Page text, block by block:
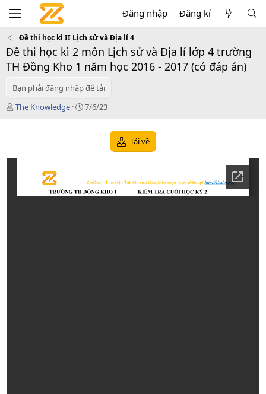
Đăng nhập Đăng kí
Đề thi học kì II Lịch sử và Địa lí 4
Đề thi học kì 2 môn Lịch sử và Địa lí lớp 4 trường
TH Đồng Kho 1 năm học 2016 - 2017 (có đáp án)
Bạn phải đăng nhập để tải
T
ả
The Knowledge
C
n
d
7/6/23
Tải về